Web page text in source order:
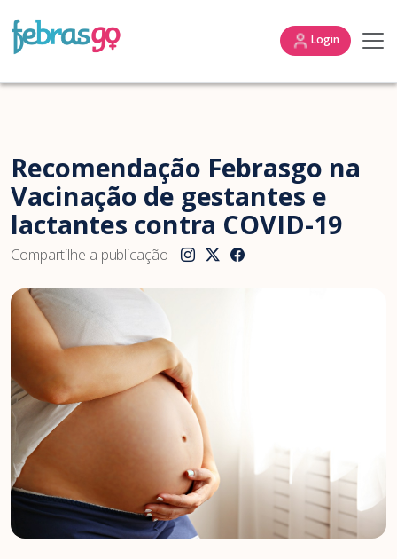
Login
Recomendação Febrasgo na
Vacinação de gestantes e
lactantes contra COVID-19
Compartilhe a publicação